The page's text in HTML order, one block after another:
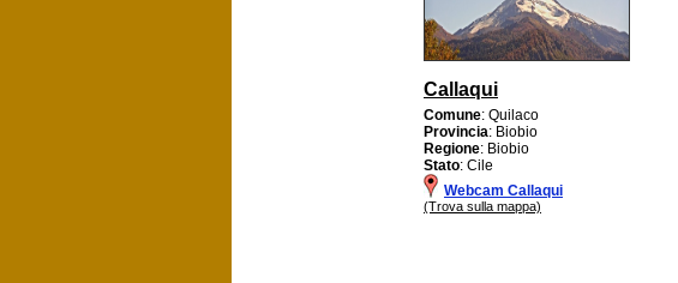
Callaqui
Comune: Quilaco
Provincia: Biobio
Regione: Biobio
Stato: Cile
Webcam Callaqui
(Trova sulla mappa)